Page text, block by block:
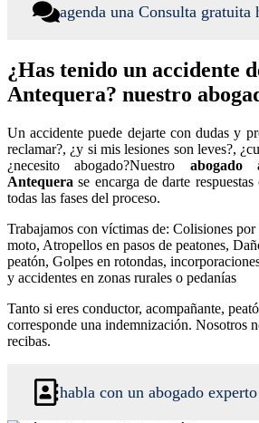
agenda una Consulta gratuita
¿Has tenido un accidente
Antequera? nuestro
Un accidente puede dejarte con dudas y
reclamar?, ¿y si mis lesiones son leves?,
¿necesito abogado?Nuestro abogado
Antequera se encarga de darte
todas las fases del proceso.
Trabajamos con víctimas de: Colisiones por
moto, Atropellos en pasos de peatones,
peatón, Golpes en rotondas,
y accidentes en zonas rurales o pedanías
Tanto si eres conductor, acompañante,
corresponde una indemnización. Nosotros
recibas.
habla con un abogado